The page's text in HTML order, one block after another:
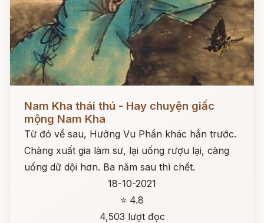
Nam Kha thái thú - Hay chuyện giấc
mộng Nam Kha
Từ đó về sau, Hưởng Vu Phần khác hẳn trước.
Chàng xuất gia làm sư, lại uống rượu lại, càng
uống dữ dội hơn. Ba năm sau thì chết.
18-10-2021
⭐ 4.8
4,503 lượt đọc